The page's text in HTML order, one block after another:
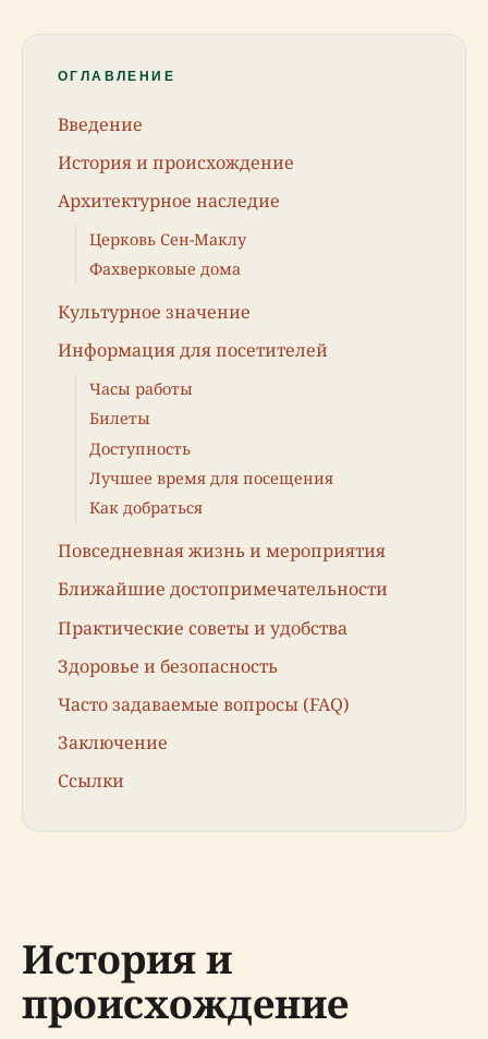
ОГЛАВЛЕНИЕ
Введение
История и происхождение
Архитектурное наследие
Церковь Сен-Маклу
Фахверковые дома
Культурное значение
Информация для посетителей
Часы работы
Билеты
Доступность
Лучшее время для посещения
Как добраться
Повседневная жизнь и мероприятия
Ближайшие достопримечательности
Практические советы и удобства
Здоровье и безопасность
Часто задаваемые вопросы (FAQ)
Заключение
Ссылки
История и
происхождение